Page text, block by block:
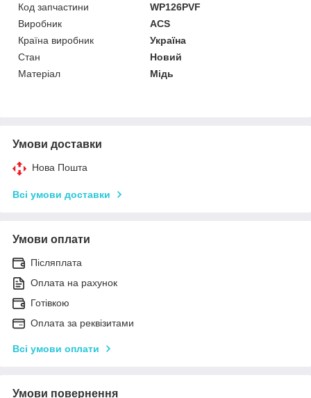
Код запчастини
WP126PVF
Виробник
ACS
Країна виробник
Україна
Стан
Новий
Матеріал
Мідь
Умови доставки
Нова Пошта
Всі умови доставки
Умови оплати
Післяплата
Оплата на рахунок
Готівкою
Оплата за реквізитами
Всі умови оплати
Умови повернення